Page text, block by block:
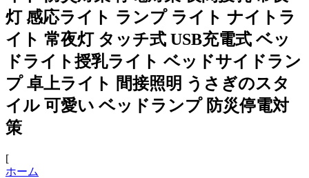
灯 感応ライト ランプ ライト ナイトラ
イト 常夜灯 タッチ式 USB充電式 ベッ
ドライト授乳ライト ベッドサイドラン
プ 卓上ライト 間接照明 うさぎのスタ
イル 可愛い ベッドランプ 防災停電対
策
[
ホーム